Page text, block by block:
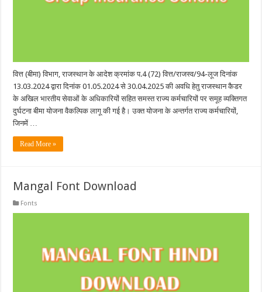
वित्त (बीमा) विभाग, राजस्थान के आदेश क्रमांक प.4 (72) वित्त/राजस्व/94-लूज दिनांक
13.03.2024 द्वारा दिनांक 01.05.2024 से 30.04.2025 की अवधि हेतु राजस्थान कैडर
के अखिल भारतीय सेवाओं के अधिकारियों सहित समस्त राज्य कर्मचारियों पर समूह व्यक्तिगत
दुर्घटना बीमा योजना वैकल्पिक लागू की गई है। उक्त योजना के अन्तर्गत राज्य कर्मचारियों,
जिनमें …
Read More »
Mangal Font Download
Fonts